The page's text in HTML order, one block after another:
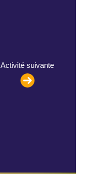
Activité suivante